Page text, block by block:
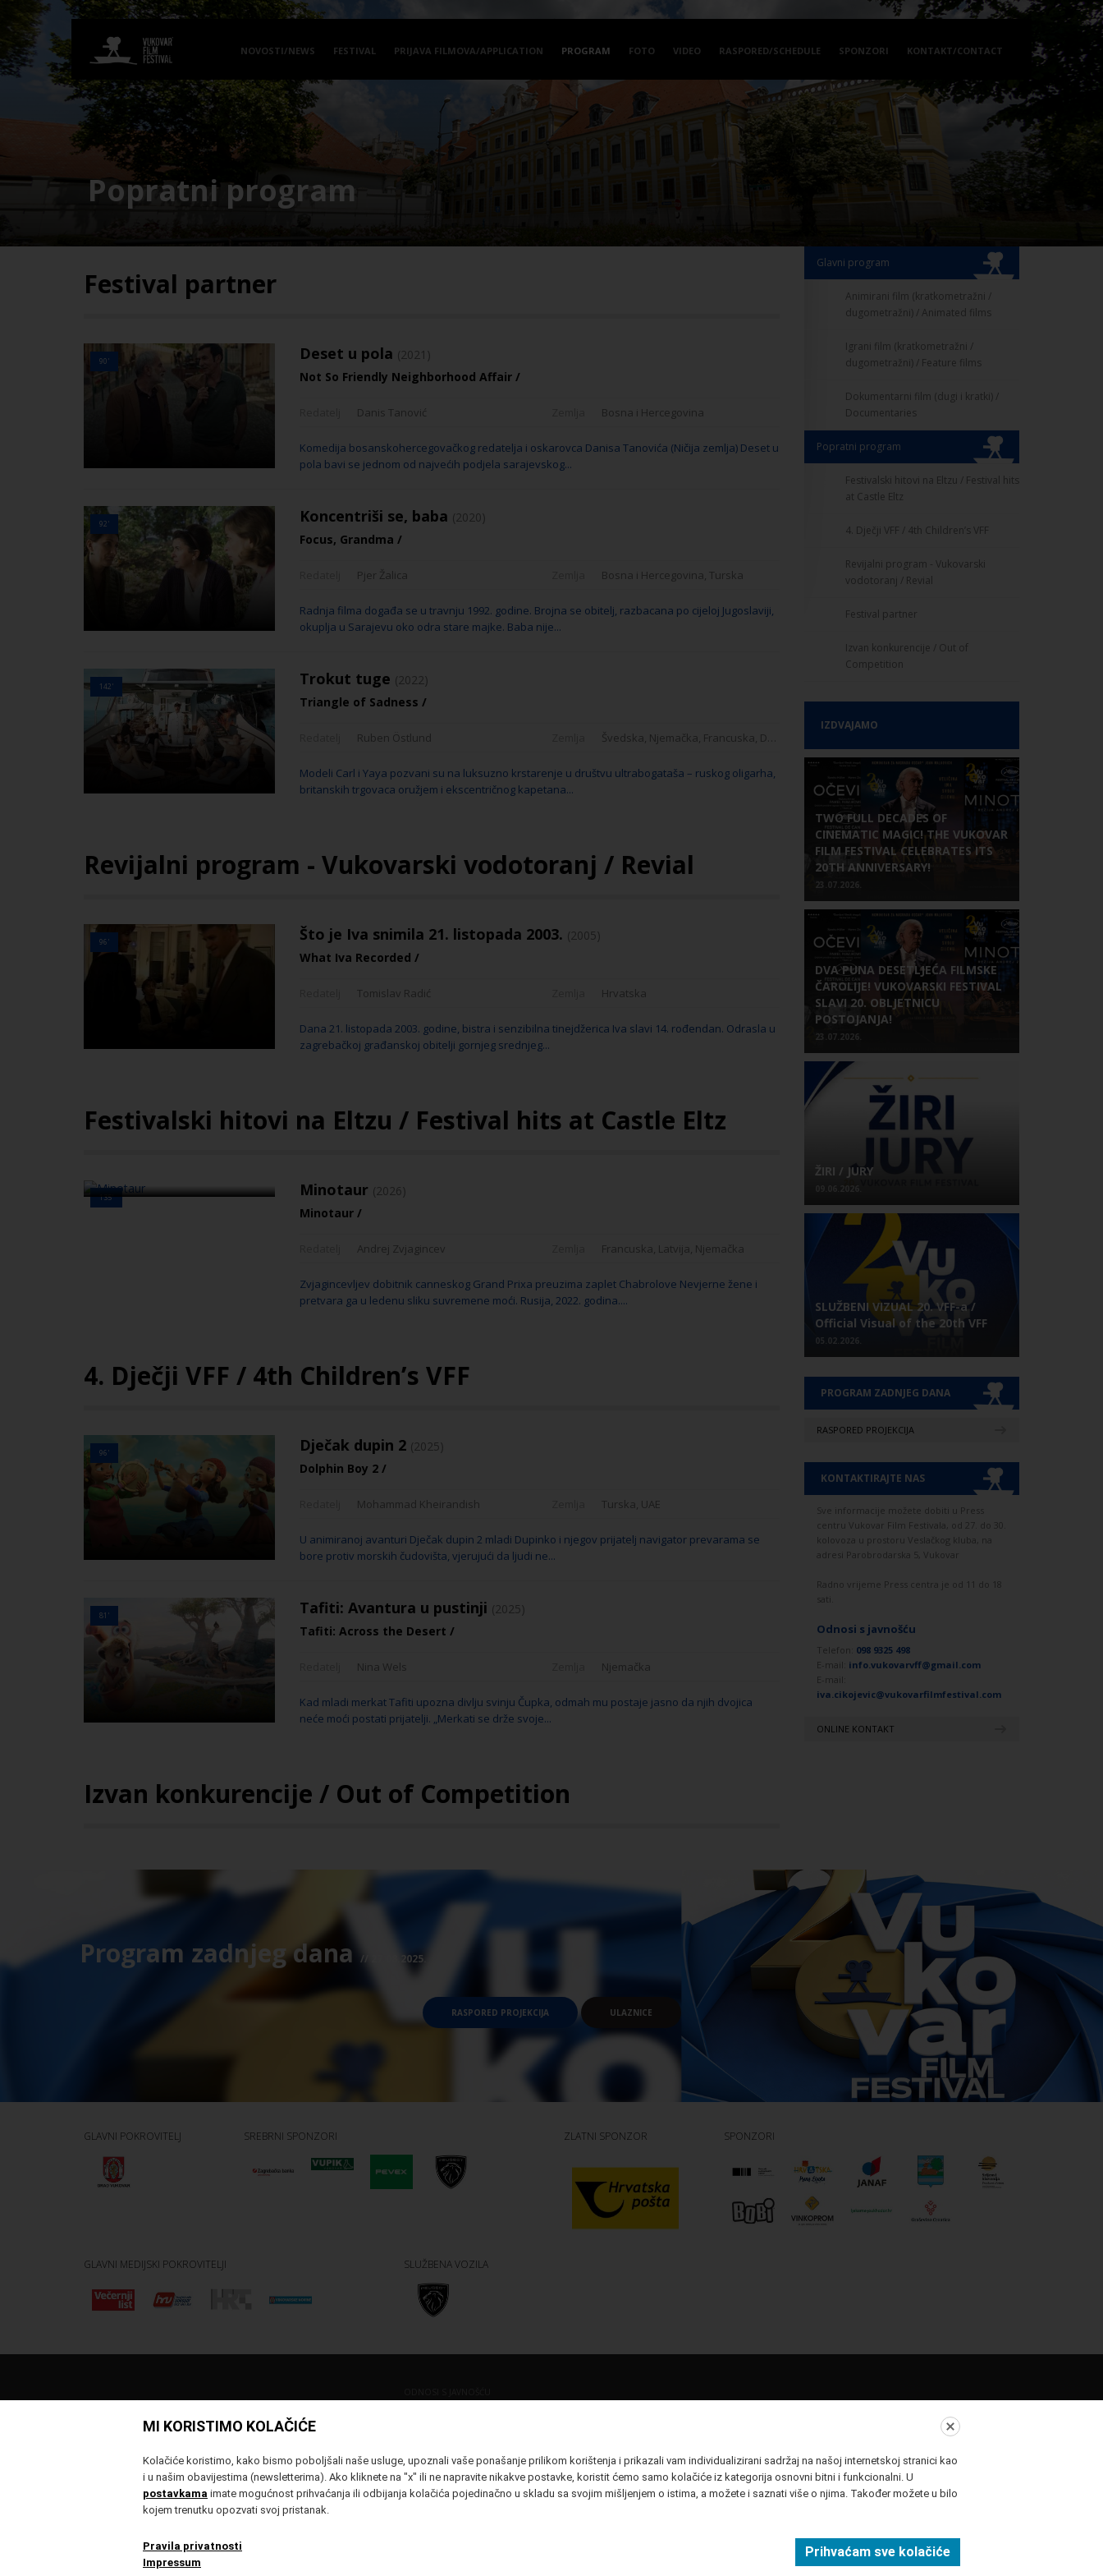
NOVOSTI/NEWS FESTIVAL PRIJAVA FILMOVA/APPLICATION PROGRAM FOTO VIDEO RASPORED/SCHEDULE SPONZORI KONTAKT/CONTACT
Popratni program
Festival partner
90' Deset u pola (2021)
Not So Friendly Neighborhood Affair /
Danis Tanović Bosna i Hercegovina
Komedija bosanskohercegovačkog redatelja i oskarovca Danisa Tanovića (Ničija zemlja) Deset u
pola bavi se jednom od najvećih podjela sarajevskog...
92' Koncentriši se, baba (2020)
Focus, Grandma /
Pjer Žalica Bosna i Hercegovina, Turska
Radnja filma događa se u travnju 1992. godine. Brojna se obitelj, razbacana po cijeloj Jugoslaviji,
okuplja u Sarajevu oko odra stare majke. Baba nije...
142' Trokut tuge (2022)
Triangle of Sadness /
Ruben Östlund Švedska, Njemačka, Francuska, Danska
Modeli Carl i Yaya pozvani su na luksuzno krstarenje u društvu ultrabogataša – ruskog oligarha,
britanskih trgovaca oružjem i ekscentričnog kapetana...
Revijalni program - Vukovarski vodotoranj / Revial
96' Što je Iva snimila 21. listopada 2003. (2005)
What Iva Recorded /
Tomislav Radić Hrvatska
Dana 21. listopada 2003. godine, bistra i senzibilna tinejdžerica Iva slavi 14. rođendan. Odrasla u
zagrebačkoj građanskoj obitelji gornjeg srednjeg...
Festivalski hitovi na Eltzu / Festival hits at Castle Eltz
135' Minotaur (2026)
Minotaur /
Andrej Zvjagincev Francuska, Latvija, Njemačka
Zvjagincevljev dobitnik canneskog Grand Prixa preuzima zaplet Chabrolove Nevjerne žene i
pretvara ga u ledenu sliku suvremene moći. Rusija, 2022. godina....
4. Dječji VFF / 4th Children’s VFF
96' Dječak dupin 2 (2025)
Dolphin Boy 2 /
Mohammad Kheirandish Turska, UAE
U animiranoj avanturi Dječak dupin 2 mladi Dupinko i njegov prijatelj navigator prevarama se
bore protiv morskih čudovišta, vjerujući da ljudi ne...
81' Tafiti: Avantura u pustinji (2025)
Tafiti: Across the Desert /
Nina Wels Njemačka
Kad mladi merkat Tafiti upozna divlju svinju Čupka, odmah mu postaje jasno da njih dvojica
neće moći postati prijatelji. „Merkati se drže svoje...
Izvan konkurencije / Out of Competition
Glavni program
Animirani film (kratkometražni /
dugometražni) / Animated films
Igrani film (kratkometražni /
dugometražni) / Feature films
Dokumentarni film (dugi i kratki) /
Documentaries
Popratni program
Festivalski hitovi na Eltzu / Festival hits
at Castle Eltz
4. Dječji VFF / 4th Children’s VFF
Revijalni program - Vukovarski
vodotoranj / Revial
Festival partner
Izvan konkurencije / Out of
Competition
IZDVAJAMO
TWO FULL DECADES OF
CINEMATIC MAGIC! THE VUKOVAR
FILM FESTIVAL CELEBRATES ITS
20TH ANNIVERSARY!
23.07.2026.
DVA PUNA DESETLJEĆA FILMSKE
ČAROLIJE! VUKOVARSKI FESTIVAL
SLAVI 20. OBLJETNICU
POSTOJANJA!
23.07.2026.
ŽIRI / JURY
09.06.2026.
SLUŽBENI VIZUAL 20. VFF-a /
Official Visual of the 20th VFF
05.02.2026.
PROGRAM ZADNJEG DANA
RASPORED PROJEKCIJA
KONTAKTIRAJTE NAS
Sve informacije možete dobiti u Press
centru Vukovar Film Festivala, od 27. do 30.
kolovoza u prostoru Veslačkog kluba, na
adresi Parobrodarska 5, Vukovar
Radno vrijeme Press centra je od 11 do 18
sati.
Odnosi s javnošću
Telefon: 098 9325 498
E-mail: info.vukovarvff@gmail.com
E-mail:
iva.cikojevic@vukovarfilmfestival.com
ONLINE KONTAKT
Program zadnjeg dana// 27.08.2025.
RASPORED PROJEKCIJA ULAZNICE
GLAVNI POKROVITELJ SREBRNI SPONZORI ZLATNI SPONZOR SPONZORI
GLAVNI MEDIJSKI POKROVITELJI SLUŽBENA VOZILA
Politika privatnosti Postavke kolačića
Sva prava pridržana © 2006-2026 Vukovar Film Festival
MI KORISTIMO KOLAČIĆE
Kolačiće koristimo, kako bismo poboljšali naše usluge, upoznali vaše ponašanje prilikom korištenja i prikazali vam individualizirani sadržaj na našoj internetskoj stranici kao
i u našim obavijestima (newsletterima). Ako kliknete na "x" ili ne napravite nikakve postavke, koristit ćemo samo kolačiće iz kategorija osnovni bitni i funkcionalni. U
postavkama imate mogućnost prihvaćanja ili odbijanja kolačića pojedinačno u skladu sa svojim mišljenjem o istima, a možete i saznati više o njima. Također možete u bilo
kojem trenutku opozvati svoj pristanak.
Prihvaćam sve kolačiće
Pravila privatnosti
Impressum